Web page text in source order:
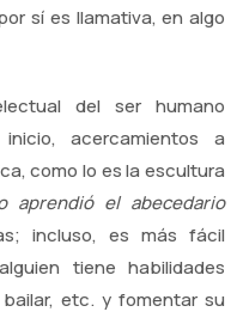
sí es llamativa, en algo
del ser humano
acercamientos a
como lo es la escultura
aprendió el abecedario
incluso, es más fácil
tiene habilidades
etc. y fomentar su